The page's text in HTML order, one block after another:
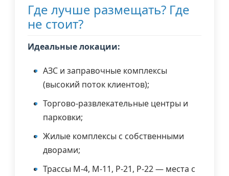
Где лучше размещать? Где
не стоит?
Идеальные локации:
АЗС и заправочные комплексы
(высокий поток клиентов);
Торгово-развлекательные центры и
парковки;
Жилые комплексы с собственными
дворами;
Трассы М-4, М-11, Р-21, Р-22 — места с